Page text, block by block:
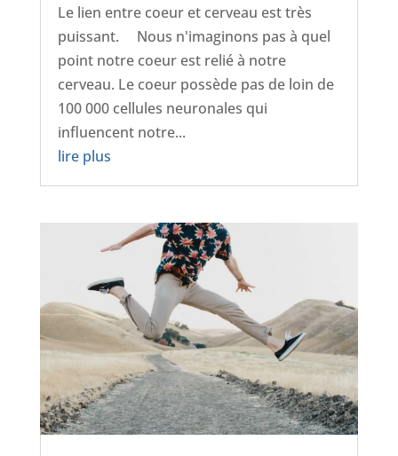
Le lien entre coeur et cerveau est très
puissant. Nous n'imaginons pas à quel
point notre coeur est relié à notre
cerveau. Le coeur possède pas de loin de
100 000 cellules neuronales qui
influencent notre...
lire plus